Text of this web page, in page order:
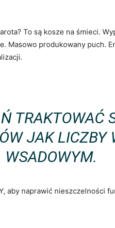
To są kosze na śmieci.
Masowo produkowany puch.
TRAKTOWAĆ
JAK LICZBY
WSADOWYM.
aby naprawić nieszczelności